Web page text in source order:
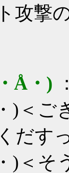
攻撃
Å・)
)＜ご
だす
)＜そ